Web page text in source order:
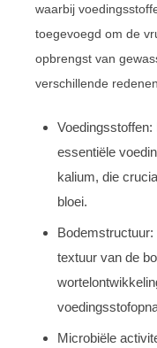
waarbij
toegevoegd om de
opbrengst van
verschillende
essentiële
kalium, die
bloei.
textuur van de
Microbiële